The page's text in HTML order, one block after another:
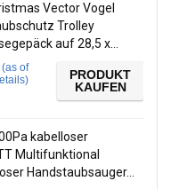
Vector Vogel
Trolley
auf 28,5 x…
(as of
)
PRODUKT
KAUFEN
kabelloser
Multifunktional
Handstaubsauger…